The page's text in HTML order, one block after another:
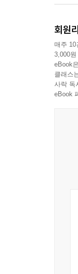
이 책
단단
소크
철학
키운
회원
매주 10
3,000
eBook
클래스
사락 독
eBook